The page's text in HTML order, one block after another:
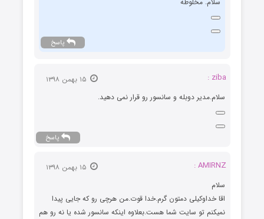
پاسخ
ziba :
سلام.مدیر دوبله و سانسور رو قرار نمی دهید.
پاسخ
AMIRNZ :
سلام
اقا خداوکیلی دمتون گرم.خدا قوت.من هرچی رو که جایی پیدا
نمیکنم تو سایت شما هست.بعلاوه اینکه سانسور شده یا نه رو هم